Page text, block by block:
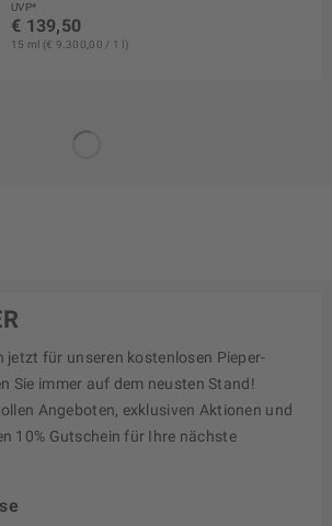
UVP*
€ 139,50
15 ml (€ 9.300,00 / 1 l)
jetzt für unseren kostenlosen Pieper-
Sie immer auf dem neusten Stand!
Angeboten, exklusiven Aktionen und
10% Gutschein für Ihre nächste